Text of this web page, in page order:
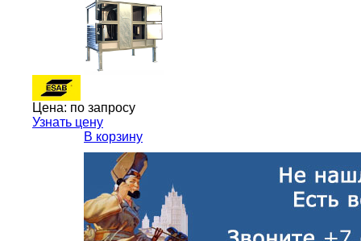
Цена: по запросу
Узнать цену
В корзину